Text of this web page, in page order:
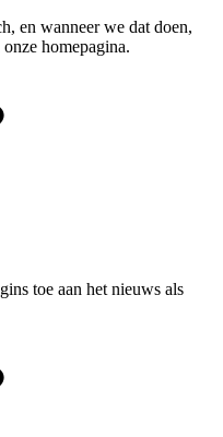
en wanneer we dat doen,
homepagina.
toe aan het nieuws als